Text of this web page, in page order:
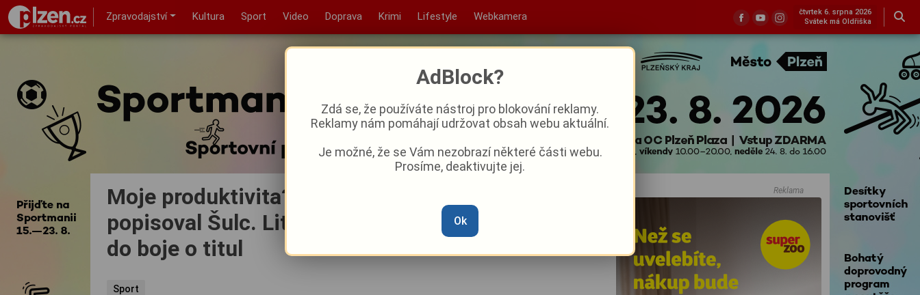
Zpravodajství Kultura Sport Video Doprava Krimi Lifestyle Webkamera
čtvrtek 6. srpna 2026
Svátek má Oldřiška
Moje produktivita? Hezké, ale je to týmový sport,
popisoval Šulc. Lituje, že už se Viktoria nezapojí
do boje o titul
Sport
Reklama
AdBlock?
Zdá se, že používáte nástroj pro blokování reklamy.
Reklamy nám pomáhají udržovat obsah webu aktuální.
Je možné, že se Vám nezobrazí některé části webu.
Prosíme, deaktivujte jej.
Ok